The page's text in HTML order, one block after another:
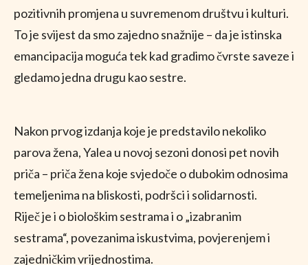
pozitivnih promjena u suvremenom društvu i kulturi.
To je svijest da smo zajedno snažnije – da je istinska
emancipacija moguća tek kad gradimo čvrste saveze i
gledamo jedna drugu kao sestre.
Nakon prvog izdanja koje je predstavilo nekoliko
parova žena, Yalea u novoj sezoni donosi pet novih
priča – priča žena koje svjedoče o dubokim odnosima
temeljenima na bliskosti, podršci i solidarnosti.
Riječ je i o biološkim sestrama i o „izabranim
sestrama“, povezanima iskustvima, povjerenjem i
zajedničkim vrijednostima.